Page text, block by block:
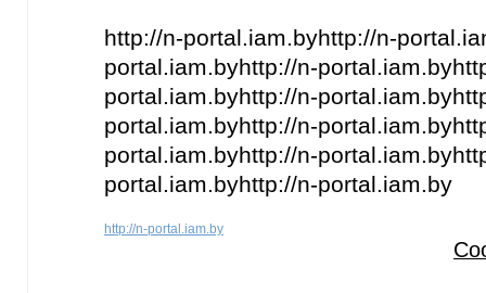
http://n-portal.iam.byhttp://n-
portal.iam.byhttp://n-
portal.iam.byhttp://n-
portal.iam.byhttp://n-
portal.iam.byhttp://n-
portal.iam.byhttp://n-portal.iam.by
http://n-portal.iam.by